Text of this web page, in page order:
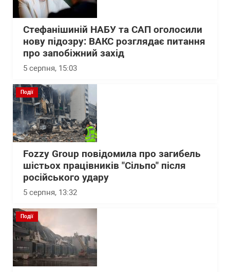
Стефанішиній НАБУ та САП оголосили
нову підозру: ВАКС розглядає питання
про запобіжний захід
5 серпня, 15:03
Події
Fozzy Group повідомила про загибель
шістьох працівників "Сільпо" після
російського удару
5 серпня, 13:32
Події